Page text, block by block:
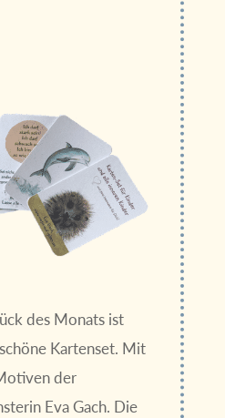
des Monats ist
Kartenset. Mit
der
Eva Gach. Die